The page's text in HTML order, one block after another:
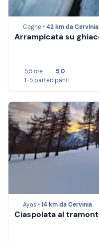
Cogne •42 km da Cervinia
Arrampicata su
5,5 ore
5,0
1-5 partecipanti
Ayas •14 km da Cervinia
Ciaspolata al